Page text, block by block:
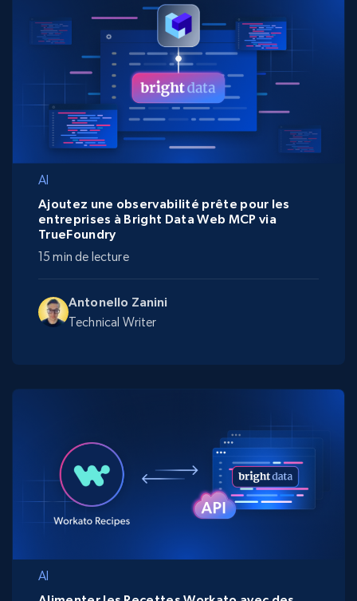
AI
Antonello Zanini
Technical Writer
Ajoutez une observabilité prête pour les
entreprises à Bright Data Web MCP via
TrueFoundry
15 min de lecture
AI